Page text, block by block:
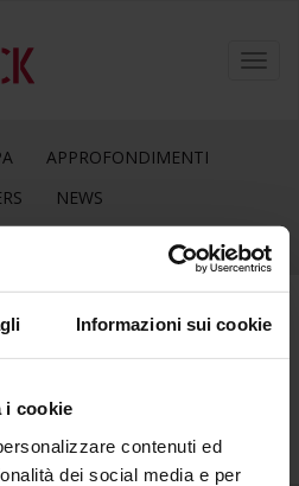
Informazioni sui cookie
i cookie
contenuti ed
dei social media e per
APPROFONDIMENTI
NEWS